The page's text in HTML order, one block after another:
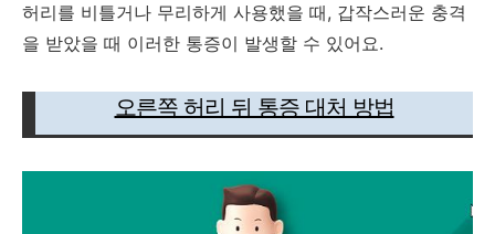
허리를 비틀거나 무리하게 사용했을 때, 갑작스러운 충격
을 받았을 때 이러한 통증이 발생할 수 있어요.
오른쪽 허리 뒤 통증 대처 방법